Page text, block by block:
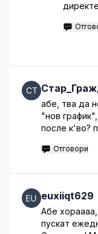
абе, тва да
"нов
после к'во?
Отговори
euxiiqt629
Абе
пускат